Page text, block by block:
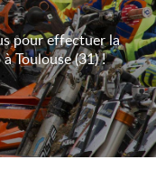
pour effectuer la
Toulouse (31) !